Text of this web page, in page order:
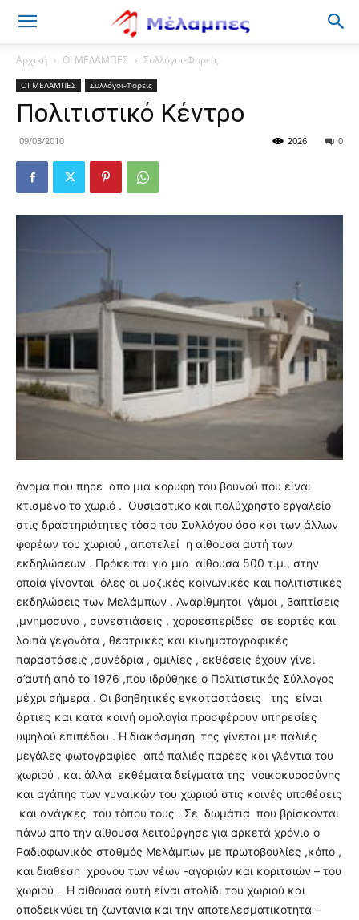
Μέλαμπες
Αρχική ΟΙ ΜΕΛΑΜΠΕΣ Συλλόγοι-Φορείς
ΟΙ ΜΕΛΑΜΠΕΣ Συλλόγοι-Φορείς
Πολιτιστικό Κέντρο
09/03/2010 0
2026
όνομα που πήρε από μια κορυφή του βουνού που είναι
κτισμένο το χωριό . Ουσιαστικό και πολύχρηστο εργαλείο
στις δραστηριότητες τόσο του Συλλόγου όσο και των άλλων
φορέων του χωριού , αποτελεί η αίθουσα αυτή των
εκδηλώσεων . Πρόκειται για μια αίθουσα 500 τ.μ., στην
οποία γίνονται όλες οι μαζικές κοινωνικές και πολιτιστικές
εκδηλώσεις των Μελάμπων . Αναρίθμητοι γάμοι , βαπτίσεις
,μνημόσυνα , συνεστιάσεις , χοροεσπερίδες σε εορτές και
λοιπά γεγονότα , θεατρικές και κινηματογραφικές
παραστάσεις ,συνέδρια , ομιλίες , εκθέσεις έχουν γίνει
σ’αυτή από το 1976 ,που ιδρύθηκε ο Πολιτιστικός Σύλλογος
μέχρι σήμερα . Οι βοηθητικές εγκαταστάσεις της είναι
άρτιες και κατά κοινή ομολογία προσφέρουν υπηρεσίες
υψηλού επιπέδου . Η διακόσμηση της γίνεται με παλιές
μεγάλες φωτογραφίες από παλιές παρέες και γλέντια του
χωριού , και άλλα εκθέματα δείγματα της νοικοκυροσύνης
και αγάπης των γυναικών του χωριού στις κοινές υποθέσεις
και ανάγκες του τόπου τους . Σε δωμάτια που βρίσκονται
πάνω από την αίθουσα λειτούργησε για αρκετά χρόνια ο
Ραδιοφωνικός σταθμός Μελάμπων με πρωτοβουλίες ,κόπο ,
και διάθεση χρόνου των νέων -αγοριών και κοριτσιών – του
χωριού . Η αίθουσα αυτή είναι στολίδι του χωριού και
αποδεικνύει τη ζωντάνια και την αποτελεσματικότητα –